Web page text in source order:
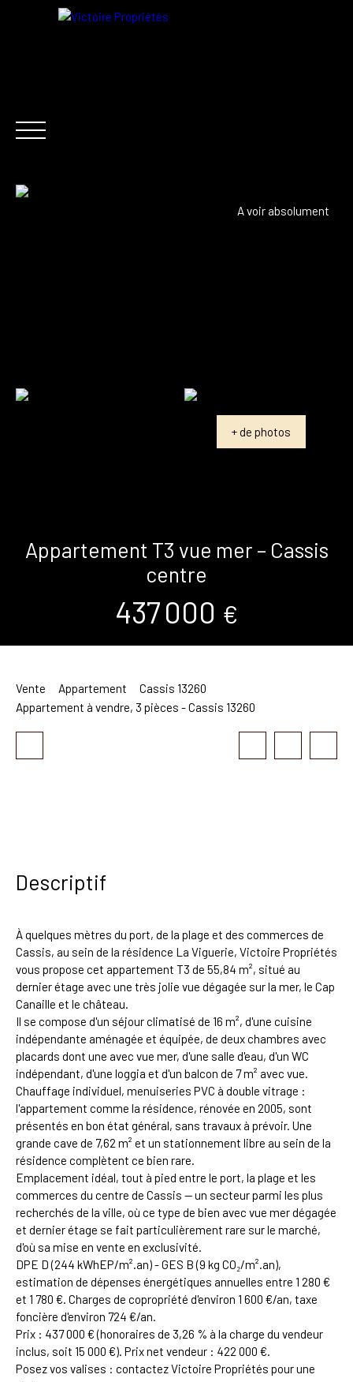
FR
A voir absolument
+ de photos
Appartement T3 vue mer – Cassis
centre
437 000 €
Vente Appartement
Cassis 13260
Appartement à vendre, 3 pièces - Cassis 13260
Descriptif
À quelques mètres du port, de la plage et des commerces de
Cassis, au sein de la résidence La Viguerie, Victoire Propriétés
vous propose cet appartement T3 de 55,84 m², situé au
dernier étage avec une très jolie vue dégagée sur la mer, le Cap
Canaille et le château.
Il se compose d'un séjour climatisé de 16 m², d'une cuisine
indépendante aménagée et équipée, de deux chambres avec
placards dont une avec vue mer, d'une salle d'eau, d'un WC
indépendant, d'une loggia et d'un balcon de 7 m² avec vue.
Chauffage individuel, menuiseries PVC à double vitrage :
l'appartement comme la résidence, rénovée en 2005, sont
présentés en bon état général, sans travaux à prévoir. Une
grande cave de 7,62 m² et un stationnement libre au sein de la
résidence complètent ce bien rare.
Emplacement idéal, tout à pied entre le port, la plage et les
commerces du centre de Cassis — un secteur parmi les plus
recherchés de la ville, où ce type de bien avec vue mer dégagée
et dernier étage se fait particulièrement rare sur le marché,
d'où sa mise en vente en exclusivité.
DPE D (244 kWhEP/m².an) - GES B (9 kg CO₂/m².an),
estimation de dépenses énergétiques annuelles entre 1 280 €
et 1 780 €. Charges de copropriété d'environ 1 600 €/an, taxe
foncière d'environ 724 €/an.
Prix : 437 000 € (honoraires de 3,26 % à la charge du vendeur
inclus, soit 15 000 €). Prix net vendeur : 422 000 €.
Posez vos valises : contactez Victoire Propriétés pour une